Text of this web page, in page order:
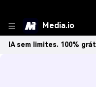
Media.io
100% grátis!